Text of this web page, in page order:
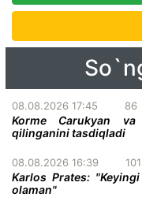
08.08.2026 17:45 86
Korme Carukyan
qilinganini tasdiqladi
08.08.2026 16:39
Karlos Prates:
olaman"